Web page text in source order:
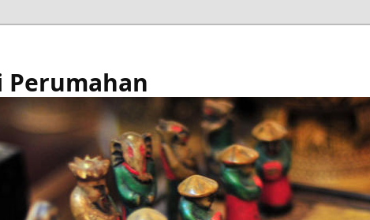
Perumahan